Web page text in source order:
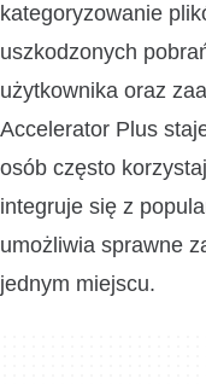
kategoryzowanie
uszkodzonych
użytkownika oraz
Accelerator Plus
osób często
integruje się z
umożliwia sprawne
jednym miejscu.